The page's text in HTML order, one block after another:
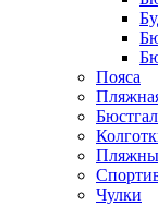
Пояса
Чулки